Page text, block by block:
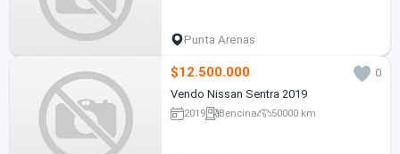
Punta Arenas
$12.500.000
0
Vendo Nissan Sentra 2019
2019 Bencina 50000 km